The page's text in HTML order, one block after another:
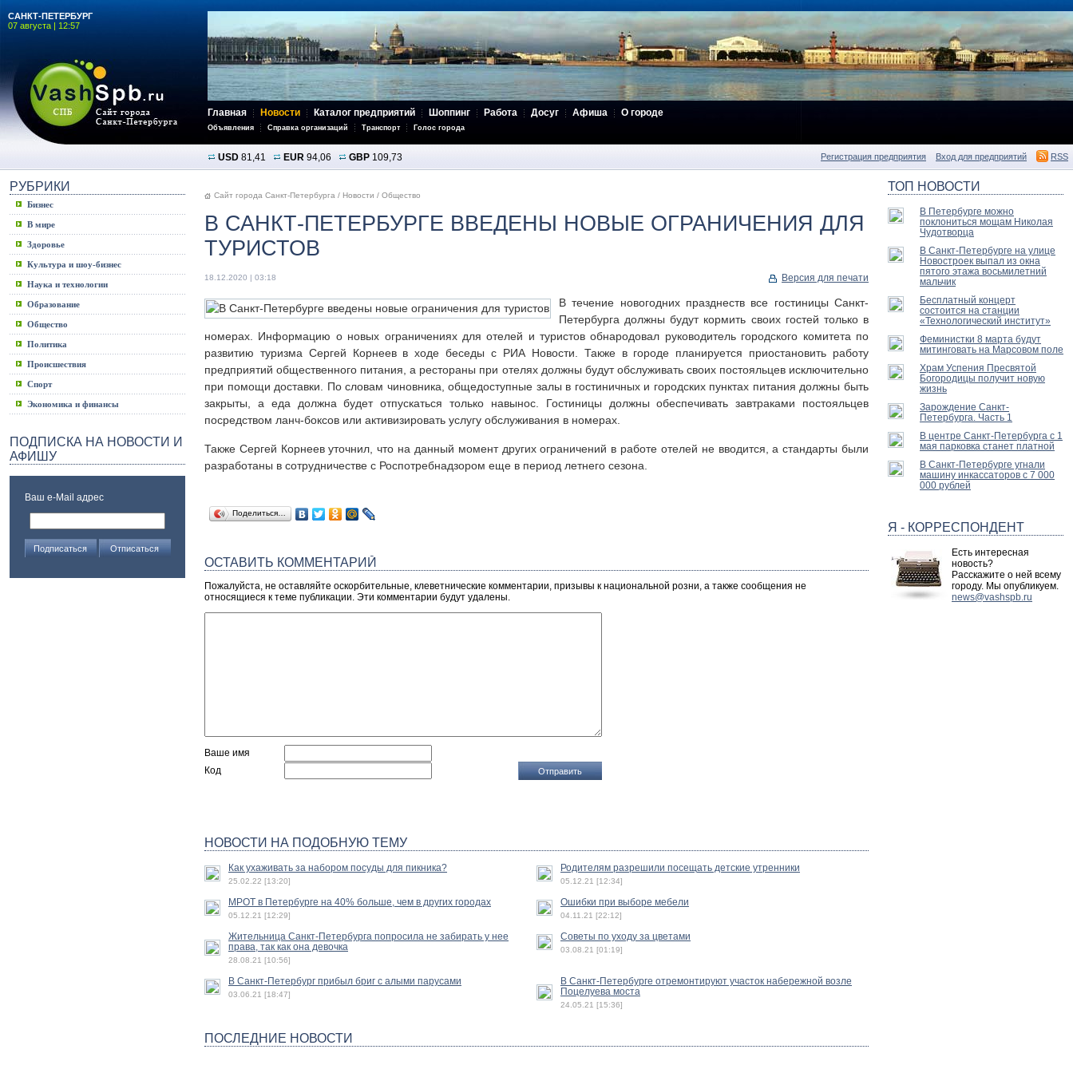
САНКТ-ПЕТЕРБУРГ
07 августа | 12:57
Главная Новости Каталог предприятий Шоппинг Работа Досуг Афиша О городе
Объявления Справка организаций Транспорт Голос города
USD 81,41 EUR 94,06 GBP 109,73 Регистрация предприятия Вход для предприятий RSS
РУБРИКИ
Бизнес
В мире
Здоровье
Культура и шоу-бизнес
Наука и технологии
Образование
Общество
Политика
Происшествия
Спорт
Экономика и финансы
ПОДПИСКА НА НОВОСТИ И
АФИШУ
Ваш e-Mail адрес
Сайт города Санкт-Петербурга / Новости / Общество
В САНКТ-ПЕТЕРБУРГЕ ВВЕДЕНЫ НОВЫЕ ОГРАНИЧЕНИЯ ДЛЯ
ТУРИСТОВ
18.12.2020 | 03:18 Версия для печати
В течение новогодних празднеств все гостиницы Санкт-
Петербурга должны будут кормить своих гостей только в
номерах. Информацию о новых ограничениях для отелей и туристов обнародовал руководитель городского комитета по
развитию туризма Сергей Корнеев в ходе беседы с РИА Новости. Также в городе планируется приостановить работу
предприятий общественного питания, а рестораны при отелях должны будут обслуживать своих постояльцев исключительно
при помощи доставки. По словам чиновника, общедоступные залы в гостиничных и городских пунктах питания должны быть
закрыты, а еда должна будет отпускаться только навынос. Гостиницы должны обеспечивать завтраками постояльцев
посредством ланч-боксов или активизировать услугу обслуживания в номерах.
Также Сергей Корнеев уточнил, что на данный момент других ограничений в работе отелей не вводится, а стандарты были
разработаны в сотрудничестве с Роспотребнадзором еще в период летнего сезона.
Поделиться…
ОСТАВИТЬ КОММЕНТАРИЙ
Пожалуйста, не оставляйте оскорбительные, клеветнические комментарии, призывы к национальной розни, а также сообщения не
относящиеся к теме публикации. Эти комментарии будут удалены.
Ваше имя
Код
НОВОСТИ НА ПОДОБНУЮ ТЕМУ
Как ухаживать за набором посуды для пикника?
25.02.22 [13:20]
Родителям разрешили посещать детские утренники
05.12.21 [12:34]
МРОТ в Петербурге на 40% больше, чем в других городах
05.12.21 [12:29]
Ошибки при выборе мебели
04.11.21 [22:12]
Жительница Санкт-Петербурга попросила не забирать у нее
права, так как она девочка
28.08.21 [10:56]
Советы по уходу за цветами
03.08.21 [01:19]
В Санкт-Петербург прибыл бриг с алыми парусами
03.06.21 [18:47]
В Санкт-Петербурге отремонтируют участок набережной возле
Поцелуева моста
24.05.21 [15:36]
ПОСЛЕДНИЕ НОВОСТИ
ТОП НОВОСТИ
В Петербурге можно
поклониться мощам Николая
Чудотворца
В Санкт-Петербурге на улице
Новостроек выпал из окна
пятого этажа восьмилетний
мальчик
Бесплатный концерт
состоится на станции
«Технологический институт»
Феминистки 8 марта будут
митинговать на Марсовом поле
Храм Успения Пресвятой
Богородицы получит новую
жизнь
Зарождение Санкт-
Петербурга. Часть 1
В центре Санкт-Петербурга с 1
мая парковка станет платной
В Санкт-Петербурге угнали
машину инкассаторов с 7 000
000 рублей
Я - КОРРЕСПОНДЕНТ
Есть интересная
новость?
Расскажите о ней всему
городу. Мы опубликуем.
news@vashspb.ru